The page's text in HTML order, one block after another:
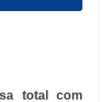
total com